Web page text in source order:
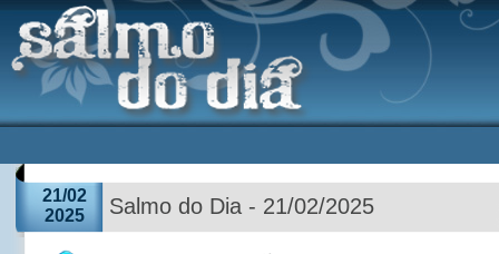
21/02
2025
Salmo do Dia - 21/02/2025